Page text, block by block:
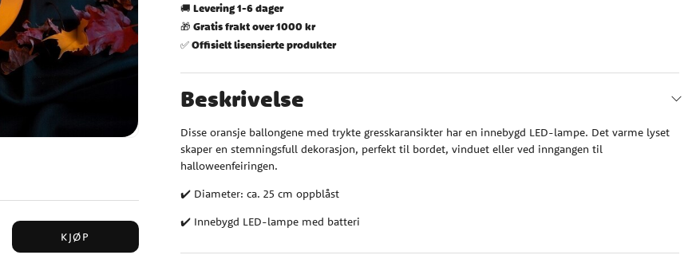
KJØP
🚚Levering 1-6 dager
🎁Gratis frakt over 1000 kr
✅Offisielt lisensierte produkter
Beskrivelse
Disse oransje ballongene med trykte gresskaransikter har en innebygd LED-lampe. Det varme lyset
skaper en stemningsfull dekorasjon, perfekt til bordet, vinduet eller ved inngangen til
halloweenfeiringen.
✔️ Diameter: ca. 25 cm oppblåst
✔️ Innebygd LED-lampe med batteri